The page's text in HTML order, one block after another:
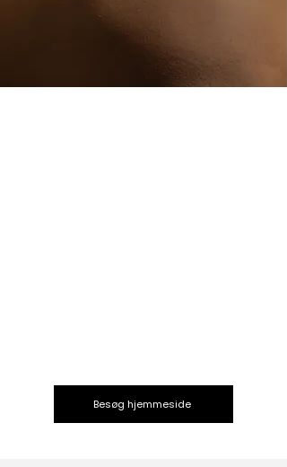
Besøg hjemmeside